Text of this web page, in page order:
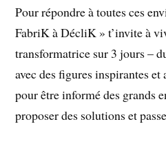
Pour répondre à toutes ces
FabriK à DécliK » t’invite à
transformatrice sur 3 jours –
avec des figures inspirantes
pour être informé des grands
proposer des solutions et